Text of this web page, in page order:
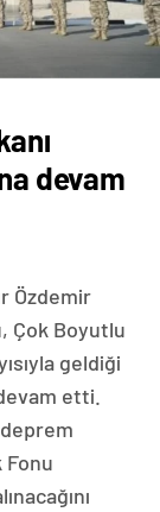
devam
Özdemir
Çok Boyutlu
geldiği
etti.
Fonu